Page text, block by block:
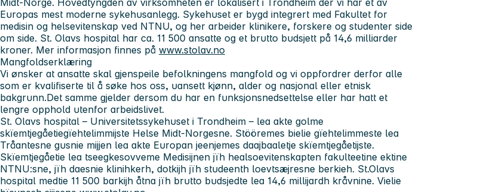
Midt-Norge. Hovedtyngden av virksomheten er lokalisert i Trondheim der vi har et av
Europas mest moderne sykehusanlegg. Sykehuset er bygd integrert med Fakultet for
medisin og helsevitenskap ved NTNU, og her arbeider klinikere, forskere og studenter side
om side. St. Olavs hospital har ca. 11 500 ansatte og et brutto budsjett på 14,6 milliarder
kroner. Mer informasjon finnes på www.stolav.no
Mangfoldserklæring
Vi ønsker at ansatte skal gjenspeile befolkningens mangfold og vi oppfordrer derfor alle
som er kvalifiserte til å søke hos oss, uansett kjønn, alder og nasjonal eller etnisk
bakgrunn.Det samme gjelder dersom du har en funksjonsnedsettelse eller har hatt et
lengre opphold utenfor arbeidslivet.
St. Olavs hospital – Universitetssykehuset i Trondheim – lea akte golme
skïemtjegåetiegïehtelimmijste Helse Midt-Norgesne. Stööremes bielie gïehtelimmeste lea
Tråantesne gusnie mijjen lea akte Europan jeenjemes daajbaaletje skïemtjegåetijste.
Skïemtjegåetie lea tseegkesovveme Medisijnen jïh healsoevitenskapten fakulteetine ektine
NTNU:sne, jïh daesnie klinihkerh, dotkijh jïh studeenth loevtsæjresne berkieh. St.Olavs
hospital medtie 11 500 barkijh åtna jïh brutto budsjedte lea 14,6 millijardh kråvnine. Vielie